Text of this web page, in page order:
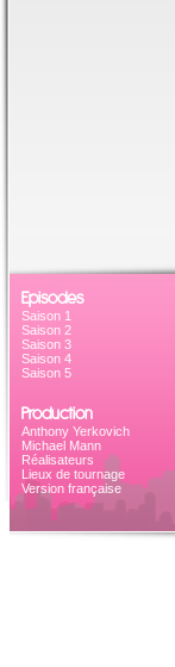
Episodes
Saison 1
Saison 2
Saison 3
Saison 4
Saison 5
Production
Anthony Yerkovich
Michael Mann
Réalisateurs
Lieux de tournage
Version française